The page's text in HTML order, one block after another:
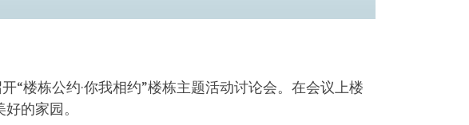
“楼栋公约·你我相约”楼栋主题活动讨论会。在会议上楼
的家园。